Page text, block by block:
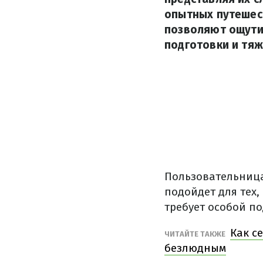
опытных
позволяют
подготовки и
подойдет для
требует особой
ЧИТАЙТЕ ТАКЖЕ
Как
безлюдным